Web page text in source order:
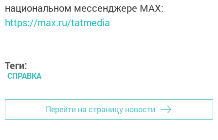
национальном мессенджере MАХ:
https://max.ru/tatmedia
Теги:
СПРАВКА
Перейти на страницу новости